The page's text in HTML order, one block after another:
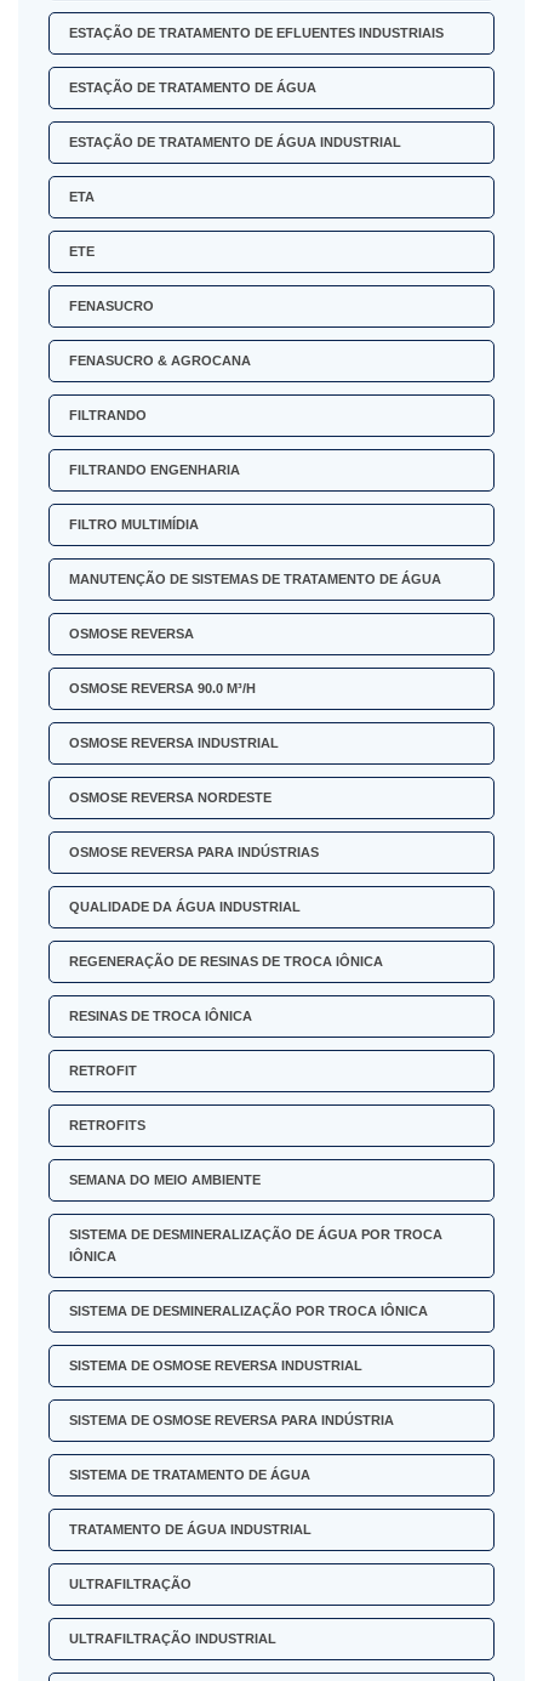
ESTAÇÃO DE TRATAMENTO DE EFLUENTES INDUSTRIAIS
ESTAÇÃO DE TRATAMENTO DE ÁGUA
ESTAÇÃO DE TRATAMENTO DE ÁGUA INDUSTRIAL
ETA
ETE
FENASUCRO
FENASUCRO & AGROCANA
FILTRANDO
FILTRANDO ENGENHARIA
FILTRO MULTIMÍDIA
MANUTENÇÃO DE SISTEMAS DE TRATAMENTO DE ÁGUA
OSMOSE REVERSA
OSMOSE REVERSA 90.0 M³/H
OSMOSE REVERSA INDUSTRIAL
OSMOSE REVERSA NORDESTE
OSMOSE REVERSA PARA INDÚSTRIAS
QUALIDADE DA ÁGUA INDUSTRIAL
REGENERAÇÃO DE RESINAS DE TROCA IÔNICA
RESINAS DE TROCA IÔNICA
RETROFIT
RETROFITS
SEMANA DO MEIO AMBIENTE
SISTEMA DE DESMINERALIZAÇÃO DE ÁGUA POR TROCA
IÔNICA
SISTEMA DE DESMINERALIZAÇÃO POR TROCA IÔNICA
SISTEMA DE OSMOSE REVERSA INDUSTRIAL
SISTEMA DE OSMOSE REVERSA PARA INDÚSTRIA
SISTEMA DE TRATAMENTO DE ÁGUA
TRATAMENTO DE ÁGUA INDUSTRIAL
ULTRAFILTRAÇÃO
ULTRAFILTRAÇÃO INDUSTRIAL